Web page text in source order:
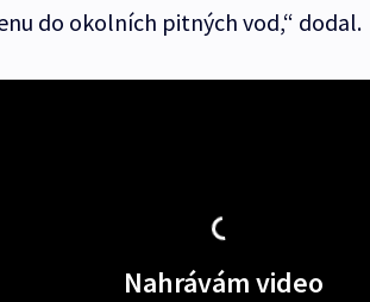
do okolních pitných vod,“ dodal.
Nahrávám video